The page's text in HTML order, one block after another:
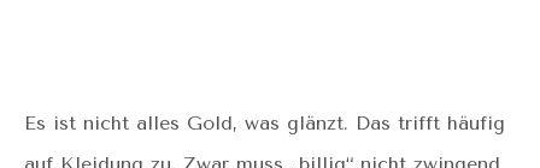
Es ist nicht alles Gold, was glänzt. Das trifft häufig